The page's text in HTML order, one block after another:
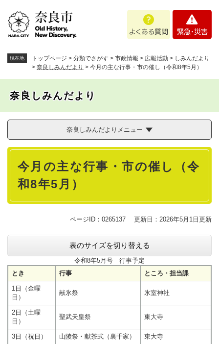
あ
問
・
現在地 トップページ > 分類でさがす > 市政情報 > 広報活動 > しみんだより
> 奈良しみんだより > 今月の主な行事・市の催し（令和8年5月）
奈良しみんだより
奈良しみんだよりメニュー
本
今月の主な行事・市の催し（令
和8年5月）
ページID：0265137 更新日：2026年5月1日更新
表のサイズを切り替える
令和8年5月号 行事予定
とき
行事 ところ・担当課
1日（金曜
日）
献氷祭 氷室神社
2日（土曜
日）
聖武天皇祭 東大寺
3日（祝日） 山陵祭・献茶式（裏千家） 東大寺